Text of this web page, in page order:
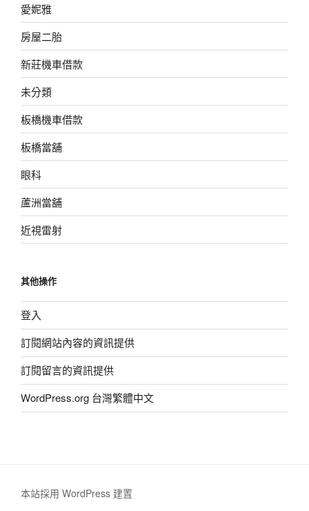
愛妮雅
房屋二胎
新莊機車借款
未分類
板橋機車借款
板橋當舖
眼科
蘆洲當舖
近視雷射
其他操作
登入
訂閱網站內容的資訊提供
訂閱留言的資訊提供
WordPress.org 台灣繁體中文
本站採用 WordPress 建置